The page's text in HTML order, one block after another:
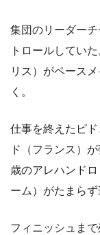
集団のリーダー
トロールしてい
リス）がペース
く。
仕事を終えたピ
ド（フランス）
歳のアレハンド
ーム）がたまらず
フィニッシュま